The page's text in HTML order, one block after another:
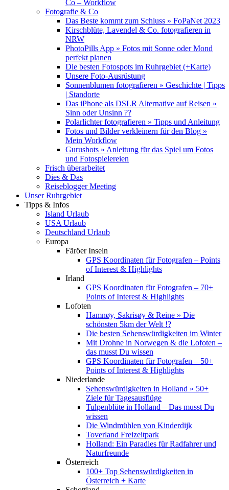
Co – Workflow
Fotografie & Co
Das Beste kommt zum Schluss » FoPaNet 2023
Kirschblüte, Lavendel & Co. fotografieren in
NRW
PhotoPills App » Fotos mit Sonne oder Mond
perfekt planen
Die besten Fotospots im Ruhrgebiet (+Karte)
Unsere Foto-Ausrüstung
Sonnenblumen fotografieren » Geschichte | Tipps
| Standorte
Das iPhone als DSLR Alternative auf Reisen »
Sinn oder Unsinn ??
Polarlichter fotografieren » Tipps und Anleitung
Fotos und Bilder verkleinern für den Blog »
Mein Workflow
Gurushots » Anleitung für das Spiel um Fotos
und Fotospielereien
Frisch überarbeitet
Dies & Das
Reiseblogger Meeting
Unser Ruhrgebiet
Tipps & Infos
Island Urlaub
USA Urlaub
Deutschland Urlaub
Europa
Färöer Inseln
GPS Koordinaten für Fotografen – Points
of Interest & Highlights
Irland
GPS Koordinaten für Fotografen – 70+
Points of Interest & Highlights
Lofoten
Hamnøy, Sakrisøy & Reine » Die
schönsten 5km der Welt !?
Die besten Sehenswürdigkeiten im Winter
Mit Drohne in Norwegen & die Lofoten –
das musst Du wissen
GPS Koordinaten für Fotografen – 50+
Points of Interest & Highlights
Niederlande
Sehenswürdigkeiten in Holland » 50+
Ziele für Tagesausflüge
Tulpenblüte in Holland – Das musst Du
wissen
Die Windmühlen von Kinderdijk
Toverland Freizeitpark
Holland: Ein Paradies für Radfahrer und
Naturfreunde
Österreich
100+ Top Sehenswürdigkeiten in
Österreich + Karte